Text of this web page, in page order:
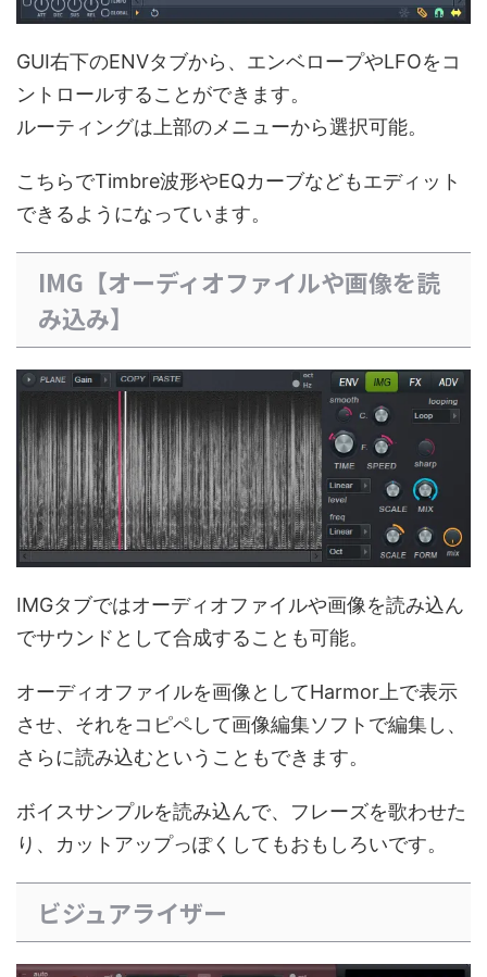
GUI右下のENVタブから、エンベロープやLFOをコ
ントロールすることができます。
ルーティングは上部のメニューから選択可能。
こちらでTimbre波形やEQカーブなどもエディット
できるようになっています。
IMG【オーディオファイルや画像を読
み込み】
IMGタブではオーディオファイルや画像を読み込ん
でサウンドとして合成することも可能。
オーディオファイルを画像としてHarmor上で表示
させ、それをコピペして画像編集ソフトで編集し、
さらに読み込むということもできます。
ボイスサンプルを読み込んで、フレーズを歌わせた
り、カットアップっぽくしてもおもしろいです。
ビジュアライザー